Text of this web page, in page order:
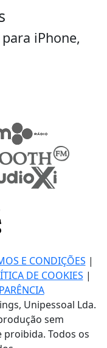
iPhone,
E CONDIÇÕES |
DE COOKIES |
Unipessoal Lda.
sem
Todos os